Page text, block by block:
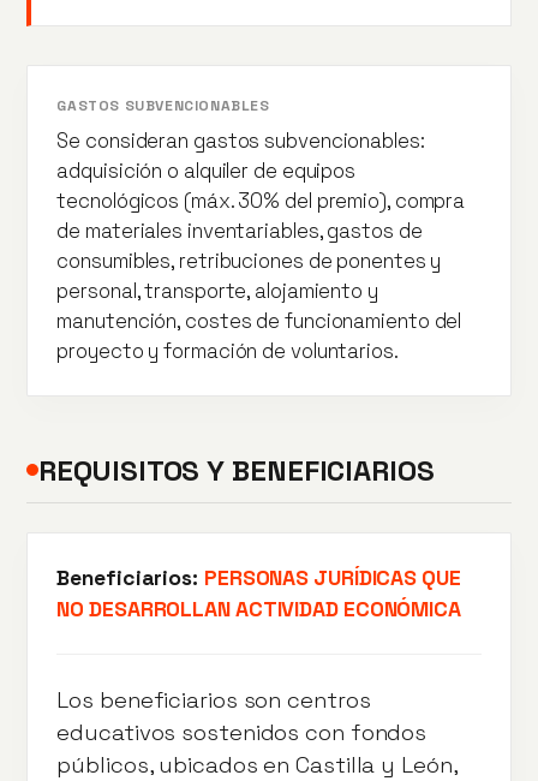
GASTOS SUBVENCIONABLES
Se consideran gastos subvencionables:
adquisición o alquiler de equipos
tecnológicos (máx. 30% del premio), compra
de materiales inventariables, gastos de
consumibles, retribuciones de ponentes y
personal, transporte, alojamiento y
manutención, costes de funcionamiento del
proyecto y formación de voluntarios.
REQUISITOS Y BENEFICIARIOS
Beneficiarios: PERSONAS JURÍDICAS QUE
NO DESARROLLAN ACTIVIDAD ECONÓMICA
Los beneficiarios son centros
educativos sostenidos con fondos
públicos, ubicados en Castilla y León,